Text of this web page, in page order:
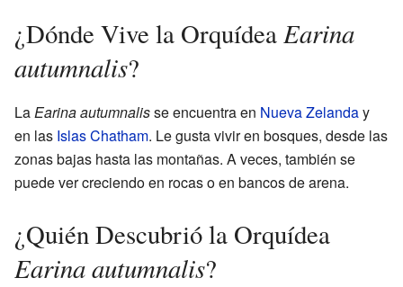
¿Dónde Vive la OrquídeaEarina
autumnalis?
LaEarina autumnalisse encuentra en Nueva Zelanday
en las Islas Chatham. Le gusta vivir en bosques, desde las
zonas bajas hasta las montañas. A veces, también se
puede ver creciendo en rocas o en bancos de arena.
¿Quién Descubrió la Orquídea
Earina autumnalis?